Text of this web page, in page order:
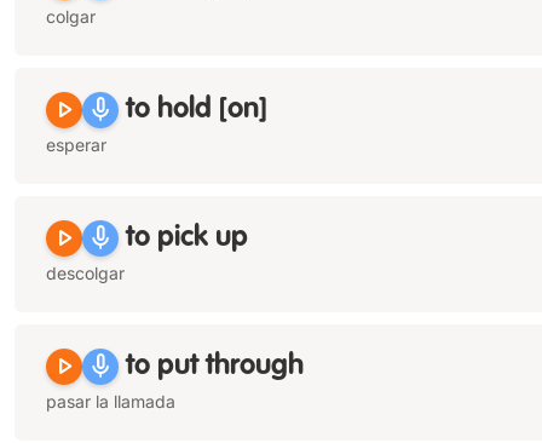
colgar
play_arrow mic to hold [on]
esperar
play_arrow mic to pick up
descolgar
play_arrow mic to put through
pasar la llamada